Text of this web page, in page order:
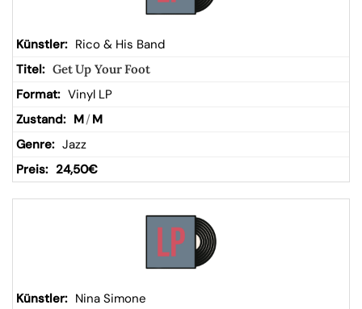
Rico & His Band
Get Up Your Foot
Vinyl LP
M/ M
Jazz
24,50€
Nina Simone